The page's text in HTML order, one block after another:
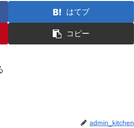
はてブ
コピー
admin_kitchen